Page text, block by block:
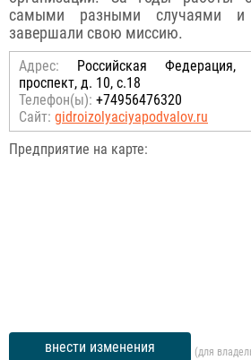
самыми разными случаями
завершали свою миссию.
Адрес: Российcкая Федерация,
проспект, д. 10, с.18
Телефон(ы): +74956476320
Сайт: gidroizolyaciyapodvalov.ru
Предприятие на карте:
внести изменения (для